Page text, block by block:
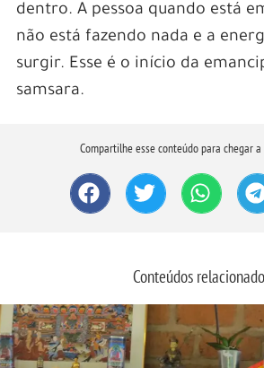
dentro. A pessoa quando está
não está fazendo nada e a
surgir. Esse é o início da
samsara.
Compartilhe esse conteúdo para chegar
Conteúdos